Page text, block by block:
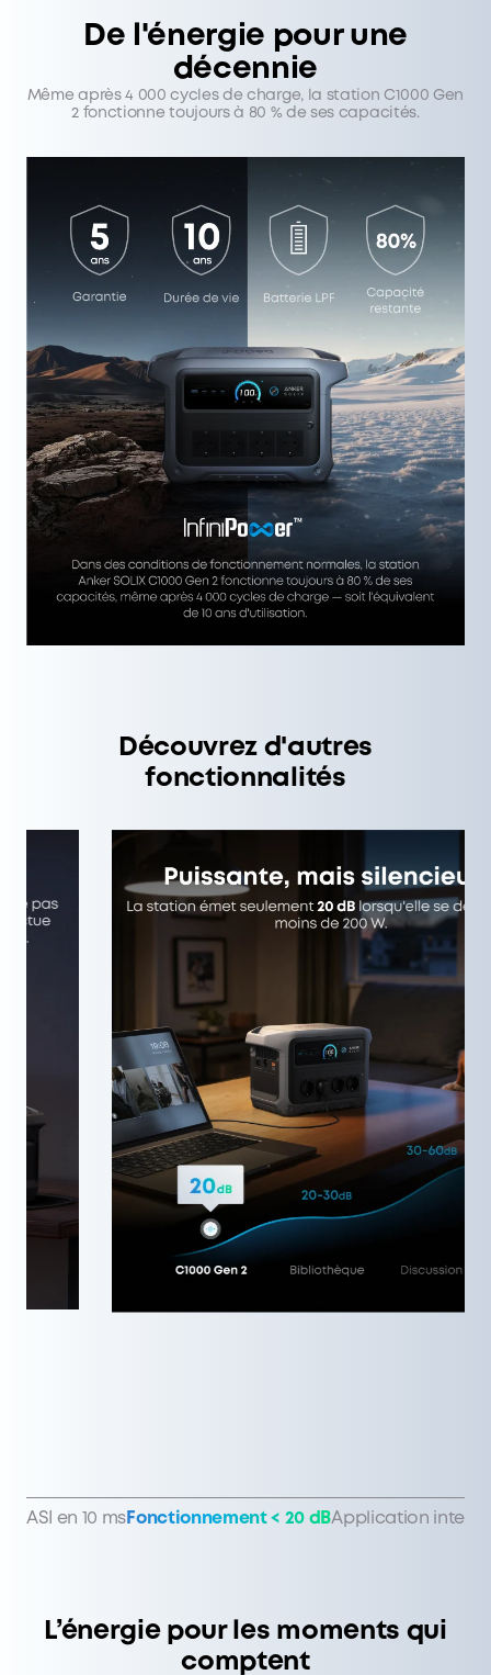
De l'énergie pour une
décennie
Même après 4 000 cycles de charge, la station C1000 Gen
2 fonctionne toujours à 80 % de ses capacités.
Découvrez d'autres
fonctionnalités
ASI en 10 ms Fonctionnement < 20 dBApplication
L’énergie pour les moments qui
comptent